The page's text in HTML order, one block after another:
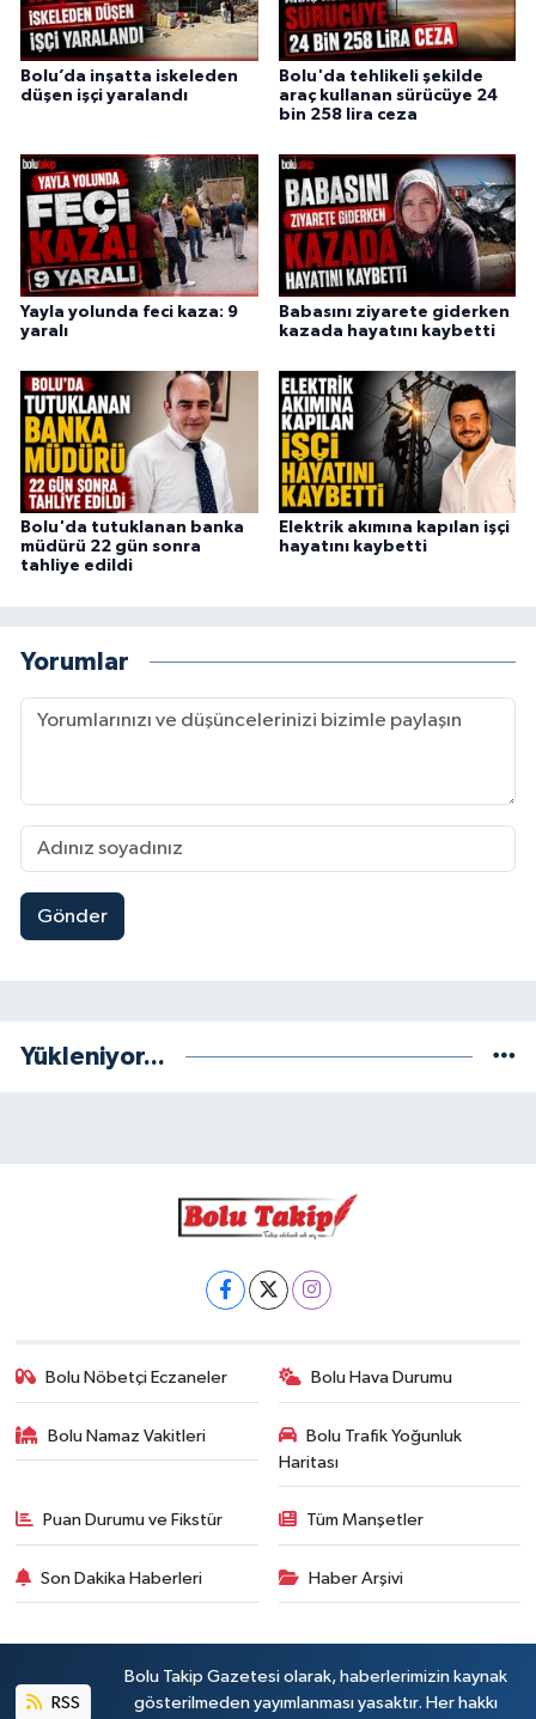
Bolu’da inşatta iskeleden
düşen işçi yaralandı
Bolu'da tehlikeli şekilde
araç kullanan sürücüye 24
bin 258 lira ceza
Yayla yolunda feci kaza: 9
yaralı
Babasını ziyarete giderken
kazada hayatını kaybetti
Bolu'da tutuklanan banka
müdürü 22 gün sonra
tahliye edildi
Elektrik akımına kapılan işçi
hayatını kaybetti
Yorumlar
Gönder
Yükleniyor...
Bolu Nöbetçi Eczaneler Bolu Hava Durumu
Bolu Namaz Vakitleri
Bolu Trafik Yoğunluk
Haritası
Puan Durumu ve Fikstür Tüm Manşetler
Son Dakika Haberleri Haber Arşivi
RSS
Bolu Takip Gazetesi olarak, haberlerimizin kaynak
gösterilmeden yayımlanması yasaktır. Her hakkı